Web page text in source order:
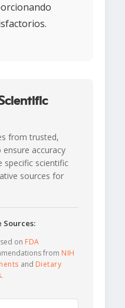
from trusted,
accuracy
specific scientific
sources for
on FDA
from NIH
and Dietary
.